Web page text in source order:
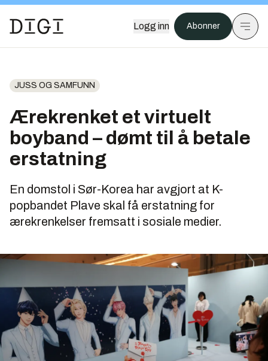
Logg inn Abonner
JUSS OG SAMFUNN
Ærekrenket et virtuelt
boyband – dømt til å betale
erstatning
En domstol i Sør-Korea har avgjort at K-
popbandet Plave skal få erstatning for
ærekrenkelser fremsatt i sosiale medier.